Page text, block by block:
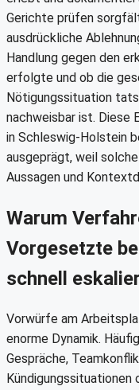
Gerichte prüfen
ausdrückliche
Handlung gegen den
erfolgte und ob die
Nötigungssituation
nachweisbar ist. Diese
in Schleswig-Holstein
ausgeprägt, weil
Aussagen und
Warum
Vorgesetzte
schnell
Vorwürfe am
enorme Dynamik.
Gespräche,
Kündigungssituationen